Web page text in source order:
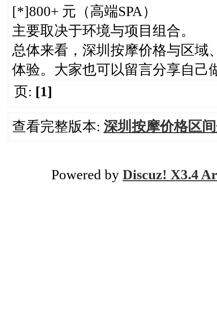
[*]800+ 元（高端SPA）
主要取决于环境与项目组合。
总体来看，深圳按摩价格与区域
体验。大家也可以留言分享自己
页: [1]
查看完整版本: 深圳按摩价格区
Powered by Discuz! X3.4